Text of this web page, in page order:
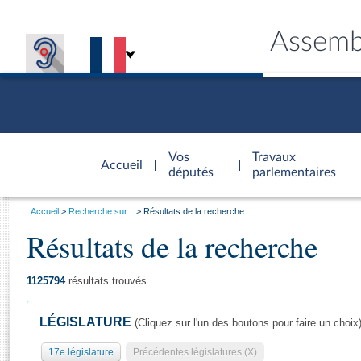
Accueil
d'accueil
Vos
députés
Travaux
parlementaires
Général
Vous
Accueil Recherche sur... Résultats de la recherche
Résultats de la recherche
1125794résultats trouvés
LÉGISLATURE (Cliquez sur l'un des boutons pour faire un choix)
17e législature Précédentes législatures (X)